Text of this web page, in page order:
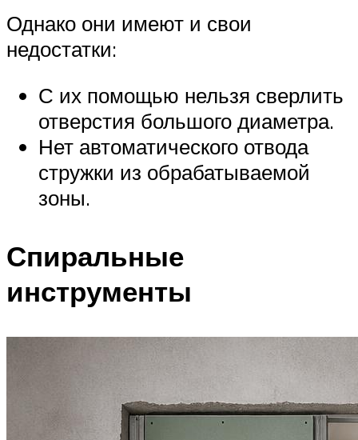
Однако они имеют и свои
недостатки:
С их помощью нельзя сверлить
отверстия большого диаметра.
Нет автоматического отвода
стружки из обрабатываемой
зоны.
Спиральные
инструменты